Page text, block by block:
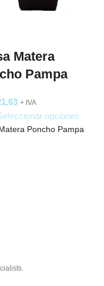
Matera
Pampa
+ IVA
opciones
Poncho Pampa